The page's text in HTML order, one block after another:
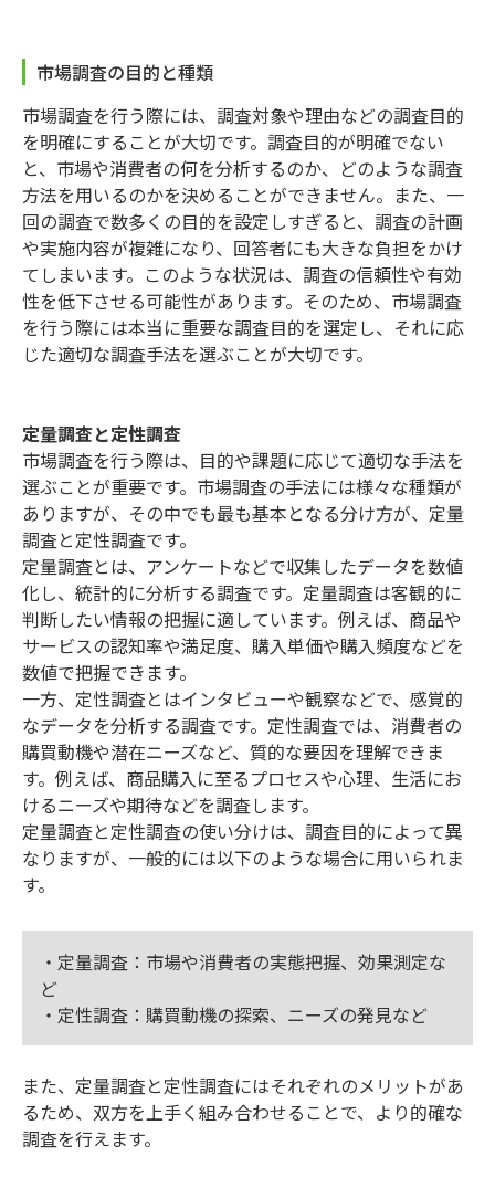
市場調査の目的と種類
市場調査を行う際には、調査対象や理由などの調査目的
を明確にすることが大切です。調査目的が明確でない
と、市場や消費者の何を分析するのか、どのような調査
方法を用いるのかを決めることができません。また、一
回の調査で数多くの目的を設定しすぎると、調査の計画
や実施内容が複雑になり、回答者にも大きな負担をかけ
てしまいます。このような状況は、調査の信頼性や有効
性を低下させる可能性があります。そのため、市場調査
を行う際には本当に重要な調査目的を選定し、それに応
じた適切な調査手法を選ぶことが大切です。
定量調査と定性調査
市場調査を行う際は、目的や課題に応じて適切な手法を
選ぶことが重要です。市場調査の手法には様々な種類が
ありますが、その中でも最も基本となる分け方が、定量
調査と定性調査です。
定量調査とは、アンケートなどで収集したデータを数値
化し、統計的に分析する調査です。定量調査は客観的に
判断したい情報の把握に適しています。例えば、商品や
サービスの認知率や満足度、購入単価や購入頻度などを
数値で把握できます。
一方、定性調査とはインタビューや観察などで、感覚的
なデータを分析する調査です。定性調査では、消費者の
購買動機や潜在ニーズなど、質的な要因を理解できま
す。例えば、商品購入に至るプロセスや心理、生活にお
けるニーズや期待などを調査します。
定量調査と定性調査の使い分けは、調査目的によって異
なりますが、一般的には以下のような場合に用いられま
す。
・定量調査：市場や消費者の実態把握、効果測定な
ど
・定性調査：購買動機の探索、ニーズの発見など
また、定量調査と定性調査にはそれぞれのメリットがあ
るため、双方を上手く組み合わせることで、より的確な
調査を行えます。